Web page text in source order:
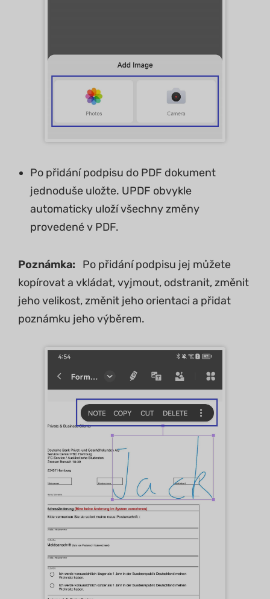
Po přidání podpisu do PDF dokument
jednoduše uložte. UPDF obvykle
automaticky uloží všechny změny
provedené v PDF.
Poznámka: Po přidání podpisu jej můžete
kopírovat a vkládat, vyjmout, odstranit, změnit
jeho velikost, změnit jeho orientaci a přidat
poznámku jeho výběrem.